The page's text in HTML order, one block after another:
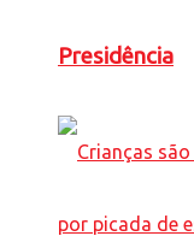
Presidência